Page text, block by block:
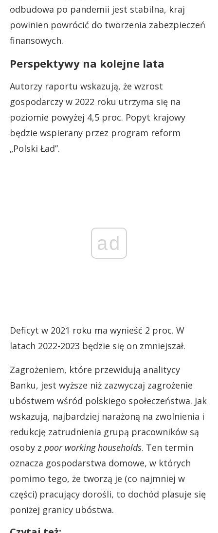
odbudowa po pandemii jest stabilna, kraj
powinien powrócić do tworzenia zabezpieczeń
finansowych.
Perspektywy na kolejne lata
Autorzy raportu wskazują, że wzrost
gospodarczy w 2022 roku utrzyma się na
poziomie powyżej 4,5 proc. Popyt krajowy
będzie wspierany przez program reform
„Polski Ład”.
ad
Deficyt w 2021 roku ma wynieść 2 proc. W
latach 2022-2023 będzie się on zmniejszał.
Zagrożeniem, które przewidują analitycy
Banku, jest wyższe niż zazwyczaj zagrożenie
ubóstwem wśród polskiego społeczeństwa. Jak
wskazują, najbardziej narażoną na zwolnienia i
redukcję zatrudnienia grupą pracowników są
osoby z poor working households. Ten termin
oznacza gospodarstwa domowe, w których
pomimo tego, że tworzą je (co najmniej w
części) pracujący dorośli, to dochód plasuje się
poniżej granicy ubóstwa.